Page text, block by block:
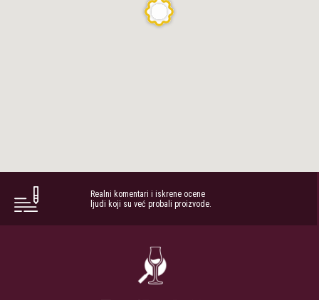
Realni komentari i iskrene ocene
ljudi koji su već probali proizvode.